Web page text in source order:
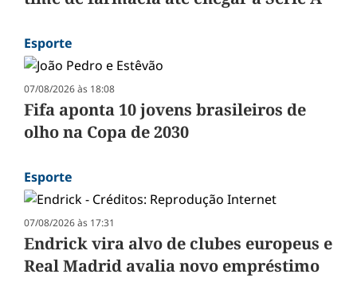
Esporte
07/08/2026 às 18:08
Fifa aponta 10 jovens brasileiros de
olho na Copa de 2030
Esporte
07/08/2026 às 17:31
Endrick vira alvo de clubes europeus e
Real Madrid avalia novo empréstimo